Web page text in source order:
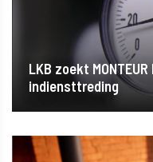
LKB zoekt
indiensttreding